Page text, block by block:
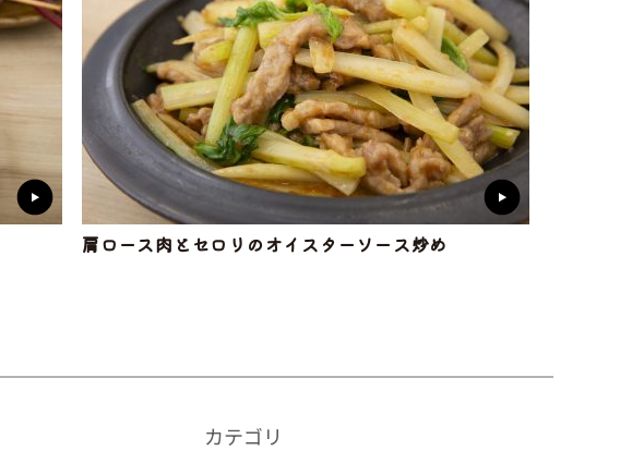
肩ロース肉とセロリのオイスターソース炒め
カテゴリ